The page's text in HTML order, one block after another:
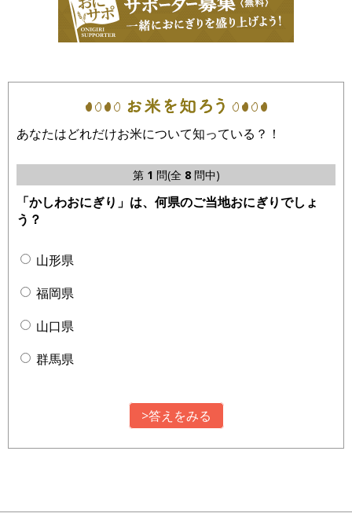
あなたはどれだけお米について知っている？！
第 1 問(全 8問中)
「かしわおにぎり」は、何県のご当地おにぎりでしょ
う？
山形県
福岡県
山口県
群馬県
>答えをみる